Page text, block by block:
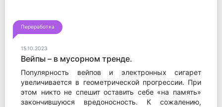
Переработка
15.10.2023
Вейпы – в мусорном тренде.
Популярность вейпов и электронных сигарет
увеличивается в геометрической прогрессии. При
этом никто не спешит оставить себе «на память»
закончившуюся вредоносность. К сожалению,